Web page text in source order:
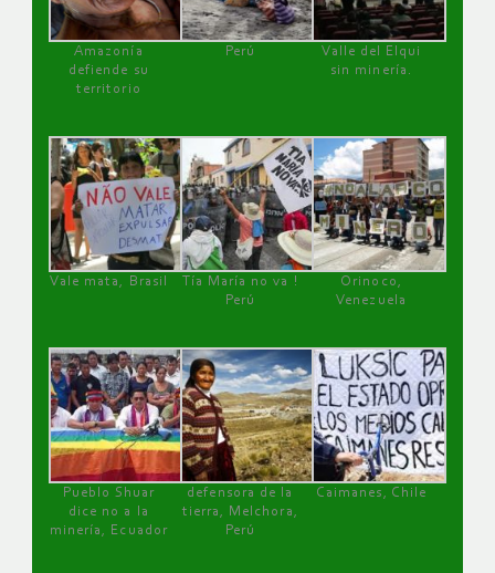
Amazonía
defiende su
territorio
Perú
Valle del Elqui
sin minería.
Vale mata, Brasil
Tía María no va !
Perú
Orinoco,
Venezuela
Pueblo Shuar
dice no a la
minería, Ecuador
defensora de la
tierra, Melchora,
Perú
Caimanes, Chile